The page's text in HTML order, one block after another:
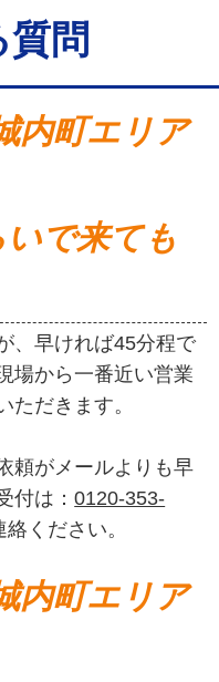
問
内町エリア
で来ても
、早ければ45分程で
場から一番近い営業
ただきます。
頼がメールよりも早
付は：0120-353-
ください。
内町エリア